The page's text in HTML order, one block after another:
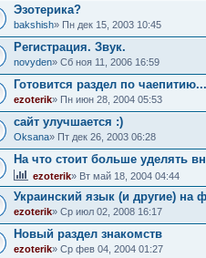
Эзотерика?
bakshish» Пн дек 15, 2003 10:45
Регистрация. Звук.
novyden» Сб ноя 11, 2006 16:59
Готовится раздел по чаепитию...
ezoterik» Пн июн 28, 2004 05:53
сайт улучшается :)
Oksana» Пт дек 26, 2003 06:28
На что стоит больше уделять
ezoterik» Вт май 18, 2004 04:44
Украинский язык (и другие) на
ezoterik» Ср июл 02, 2008 16:17
Новый раздел знакомств
ezoterik» Ср фев 04, 2004 01:27